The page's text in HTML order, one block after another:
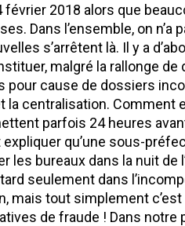
2018 alors que
Dans l’ensemble, on
s’arrêtent là. Il y a
malgré la rallonge de
pour cause de dossiers
centralisation. Comment
parfois 24 heures
qu’une sous-
les bureaux dans la nuit de
seulement dans
mais tout simplement
de fraude ! Dans notre